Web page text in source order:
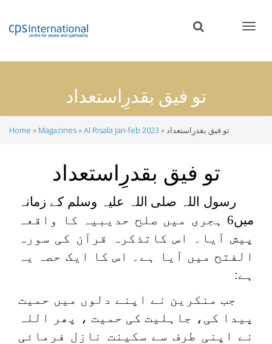
content
تو فیق بقدرِاستعداد
Home Magazines Al Risala Jan-feb 2023 تو فیق بقدرِاستعداد
تو فیق بقدرِاستعداد
رسول اللہ صلی اللہ علیہ وسلم کے زمانہ
میں6 ہجری میں صلح حدیبیہ کا واقعہ
پیش آیا۔ اس کاتذکرہ قرآن کی سورہ
الفتح میں آیا ہے۔ اس کا ایک حصہ یہ
ہے:
جب منکرین نے اپنے دلوں میں حمیت
پیدا کی، جاہلیت کی حمیت ، پھر اللہ
نے اپنی طرف سے سکینت نازل فرمائی